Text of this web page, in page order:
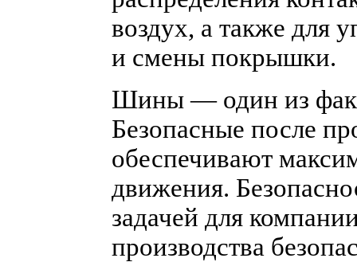
воздух, а также для
и смены покрышки.
Шины — один из
Безопасные после
обеспечивают
движения.
задачей для
производства